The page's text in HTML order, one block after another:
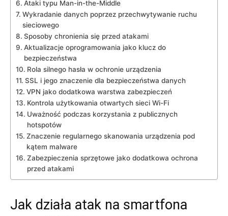
Ataki typu Man-in-the-Middle
Wykradanie danych poprzez przechwytywanie ruchu
sieciowego
Sposoby chronienia się przed atakami
Aktualizacje oprogramowania jako klucz do
bezpieczeństwa
Rola silnego hasła w ochronie urządzenia
SSL i jego znaczenie dla bezpieczeństwa danych
VPN jako dodatkowa warstwa zabezpieczeń
Kontrola użytkowania otwartych sieci Wi-Fi
Uważność podczas korzystania z publicznych
hotspotów
Znaczenie regularnego skanowania urządzenia pod
kątem malware
Zabezpieczenia sprzętowe jako dodatkowa ochrona
przed atakami
Jak działa atak na smartfona